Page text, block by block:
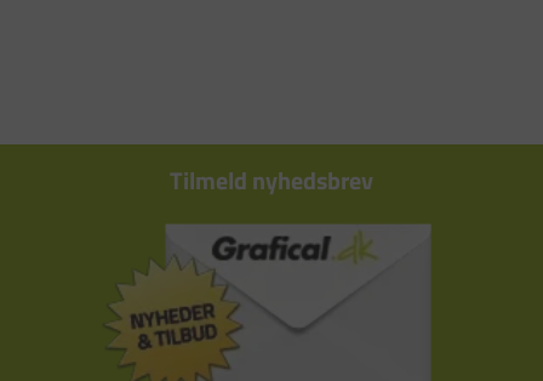
Tilmeld nyhedsbrev